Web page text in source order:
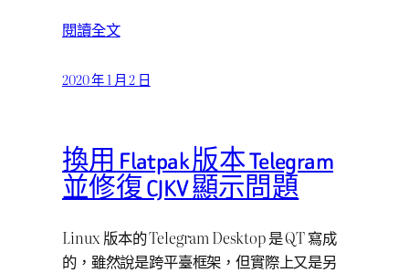
閱讀全文
2020 年 1 月 2 日
換用 Flatpak 版本 Telegram
並修復 CJKV 顯示問題
Linux 版本的 Telegram Desktop 是 QT 寫成
的，雖然說是跨平臺框架，但實際上又是另